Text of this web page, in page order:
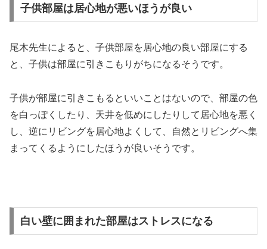
子供部屋は居心地が悪いほうが良い
尾木先生によると、子供部屋を居心地の良い部屋にする
と、子供は部屋に引きこもりがちになるそうです。
子供が部屋に引きこもるといいことはないので、部屋の色
を白っぽくしたり、天井を低めにしたりして居心地を悪く
し、逆にリビングを居心地よくして、自然とリビングへ集
まってくるようにしたほうが良いそうです。
白い壁に囲まれた部屋はストレスになる